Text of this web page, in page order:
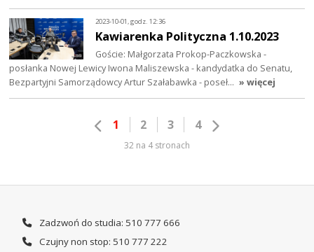
2023-10-01, godz. 12:36
Kawiarenka Polityczna 1.10.2023
Goście: Małgorzata Prokop-Paczkowska -
posłanka Nowej Lewicy Iwona Maliszewska - kandydatka do Senatu,
Bezpartyjni Samorządowcy Artur Szałabawka - poseł… » więcej
1 2 3 4
32 na 4 stronach
Zadzwoń do studia: 510 777 666
Czujny non stop: 510 777 222